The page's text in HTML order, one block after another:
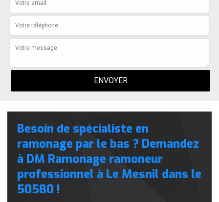
Besoin de spécialiste en
ramonage par le bas ? Demandez
à DM Ramonage ramoneur
professionnel à Le Mesnil dans le
50580 !